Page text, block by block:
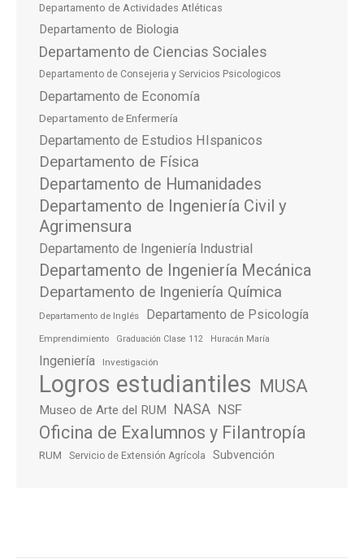
Departamento de Actividades Atléticas
Departamento de Biologia
Departamento de Ciencias Sociales
Departamento de Consejeria y Servicios Psicologicos
Departamento de Economía
Departamento de Enfermería
Departamento de Estudios HIspanicos
Departamento de Física
Departamento de Humanidades
Departamento de Ingeniería Civil y
Agrimensura
Departamento de Ingeniería Industrial
Departamento de Ingeniería Mecánica
Departamento de Ingeniería Química
Departamento de Inglés Departamento de Psicología
Emprendimiento Graduación Clase 112 Huracán María
Ingeniería Investigación
Logros estudiantiles MUSA
Museo de Arte del RUM NASA NSF
Oficina de Exalumnos y Filantropía
RUM Servicio de Extensión Agrícola Subvención